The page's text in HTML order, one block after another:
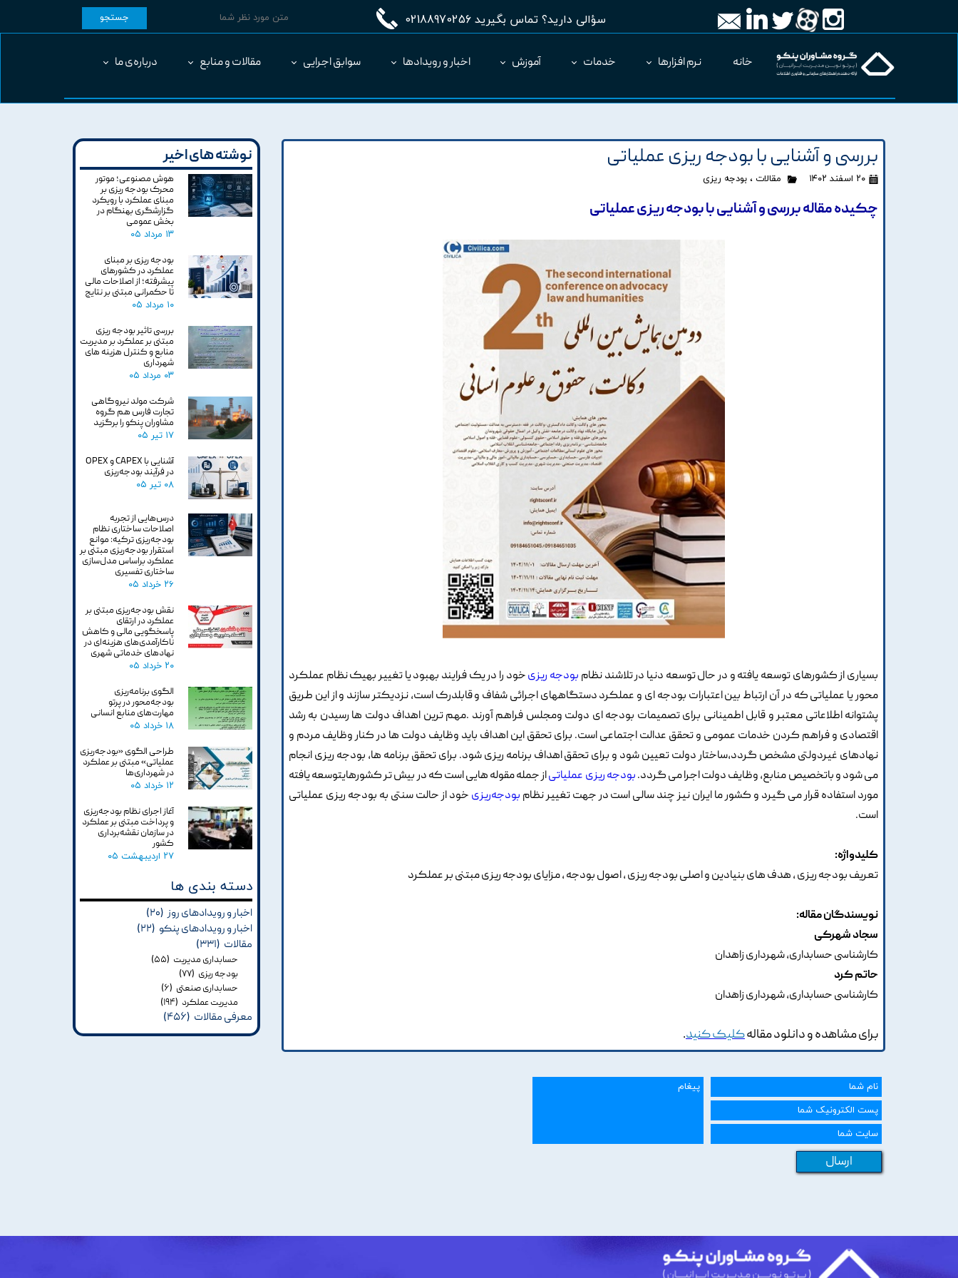
سؤالی دارید؟ تماس بگیرید 02188970256 جستجو
خانه نرم افزارها خدمات آموزش اخبار و رویدادها سوابق اجرایی مقالات و منابع درباره‌ی ما
بررسی و آشنایی با بودجه ریزی عملیاتی
۲۰ اسفند ۱۴۰۲ مقالات ، بودجه ریزی
چکیده مقاله بررسی و آشنایی با بودجه ریزی عملیاتی
بسیاری از کشورهای توسعه یافته و در حال توسعه دنیا در تلاشند نظام بودجه ریزیخود را در یک فرایند بهبود یا تغییر بهیک نظام عملکرد
محور یا عملیاتی که در آن ارتباط بین اعتبارات بودجه ای و عملکرد دستگاههای اجرائی شفاف و قابلدرک است، نزدیکتر سازند و از این طریق
پشتوانه اطلاعاتی معتبر و قابل اطمینانی برای تصمیمات بودجه ای دولت ومجلس فراهم آورند .مهم ترین اهداف دولت ها رسیدن به رشد
اقتصادی و فراهم کردن خدمات عمومی و تحقق عدالت اجتماعی است. برای تحقق این اهداف باید وظایف دولت ها در کنار وظایف مردم و
نهادهای غیردولتی مشخص گردد،ساختار دولت تعیین شود و برای تحقق اهداف برنامه ریزی شود. برای تحقق برنامه ها، بودجه ریزی انجام
می شود و باتخصیص منابع، وظایف دولت اجرا می گردد.بودجه ریزی عملیاتیاز جمله مقوله هایی است که در بیش تر کشورهایتوسعه یافته
مورد استفاده قرار می گیرد و کشور ما ایران نیز چند سالی است در جهت تغییر نظام بودجه‌ریزی خود از حالت سنتی به بودجه ریزی عملیاتی
است.
کلیدواژه:
تعریف بودجه ریزی ، هدف های بنیادین و اصلی بودجه ریزی ، اصول بودجه ، مزایای بودجه ریزی مبتنی بر عملکرد
نویسندگان مقاله:
سجاد شهرکی
کارشناسی حسابداری، شهرداری زاهدان
حاتم کرد
کارشناسی حسابداری، شهرداری زاهدان
برای مشاهده و دانلود مقالهکلیک کنید.
ارسال
نوشته های اخیر
هوش مصنوعی؛ موتور
محرک بودجه ریزی بر
مبنای عملکرد با رویکرد
گزارشگری بهنگام در
بخش عمومی
۱۳ مرداد ۰۵
بودجه ریزی بر مبنای
عملکرد در کشورهای
پیشرفته؛ از اصلاحات مالی
تا حکمرانی مبتنی بر نتایج
۱۰ مرداد ۰۵
بررسی تاثیر بودجه ریزی
مبتنی بر عملکرد بر مدیریت
منابع و کنترل هزینه های
شهرداری
۰۳ مرداد ۰۵
شرکت مولد نیروگاهی
تجارت فارس هم گروه
مشاوران پنکو را برگزید
۱۷ تیر ۰۵
آشنایی با CAPEX و OPEX
در فرآیند بودجه‌ریزی
۰۸ تیر ۰۵
درس‌هایی از تجربه
اصلاحات ساختاری نظام
بودجه‌ریزی ترکیه: موانع
استقرار بودجه‌ریزی مبتنی بر
عملکرد براساس مدل‌سازی
ساختاری تفسیری
۲۶ خرداد ۰۵
نقش بودجه‌ریزی مبتنی بر
عملکرد در ارتقای
پاسخگویی مالی و کاهش
ناکارآمدی‌های هزینه‌ای در
نهادهای خدماتی شهری
۲۰ خرداد ۰۵
الگوی برنامه‌ریزی
بودجه‌محور در پرتو
مهارت‌های منابع انسانی
۱۸ خرداد ۰۵
طراحی الگوی «بودجه‌ریزی
عملیاتی» مبتنی بر عملکرد
در شهرداری‌ها
۱۲ خرداد ۰۵
آغاز اجرای نظام بودجه‌ریزی
و پرداخت مبتنی بر عملکرد
در سازمان نقشه‌برداری
کشور
۲۷ اردیبهشت ۰۵
دسته بندی ها
اخبار و رویدادهای روز (۲۰)
اخبار و رویدادهای پنکو (۲۲)
مقالات (۳۳۱)
حسابداری مدیریت (۵۵)
بودجه ریزی (۷۷)
حسابداری صنعتی (۶)
مدیریت عملکرد (۱۹۴)
معرفی مقالات (۴۵۶)